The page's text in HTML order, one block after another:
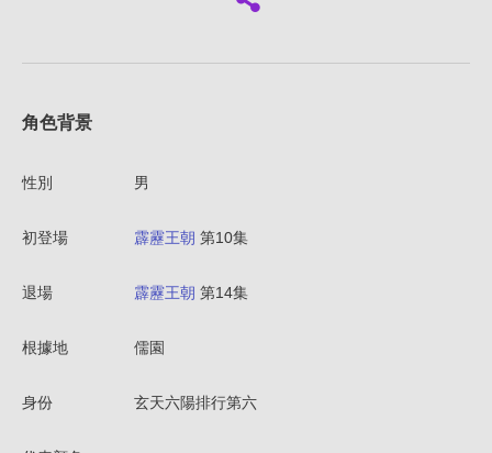
角色背景
性別 男
初登場 霹靂王朝 第10集
退場 霹靂王朝 第14集
根據地 儒園
身份 玄天六陽排行第六